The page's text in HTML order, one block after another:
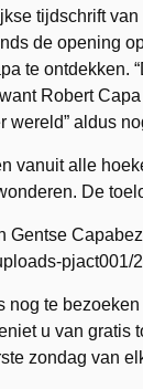
tijdschrift
de opening
te
Robert
wereld” aldus
vanuit alle
De
Gentse
pjact001/
nog te
u van gratis
zondag van